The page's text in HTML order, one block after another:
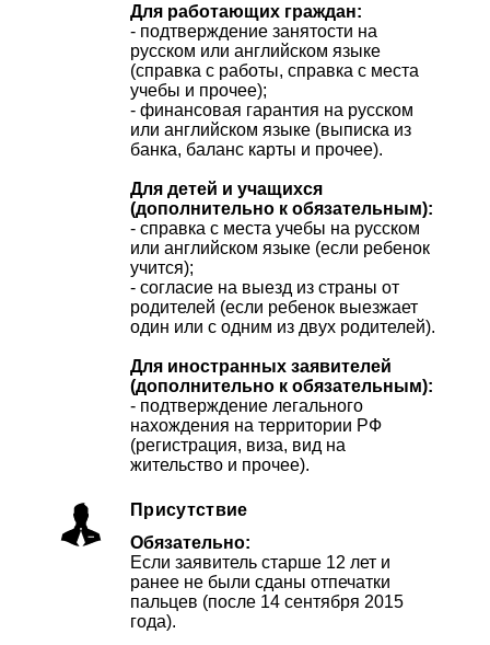
Для работающих граждан:
- подтверждение занятости на
русском или английском языке
(справка с работы, справка с места
учебы и прочее);
- финансовая гарантия на русском
или английском языке (выписка из
банка, баланс карты и прочее).
Для детей и учащихся
(дополнительно к обязательным):
- справка с места учебы на русском
или английском языке (если ребенок
учится);
- согласие на выезд из страны от
родителей (если ребенок выезжает
один или с одним из двух родителей).
Для иностранных заявителей
(дополнительно к обязательным):
- подтверждение легального
нахождения на территории РФ
(регистрация, виза, вид на
жительство и прочее).
Присутствие
Обязательно:
Если заявитель старше 12 лет и
ранее не были сданы отпечатки
пальцев (после 14 сентября 2015
года).